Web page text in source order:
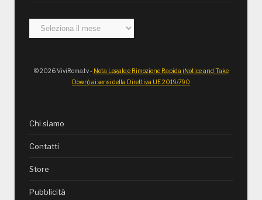
Archivi
© 2026 ViviRoma.tv - Nota Legale e Rimozione Rapida (Notice and Take
Down) ai sensi della Direttiva UE 2019/790
Chi siamo
Contatti
Store
Pubblicità